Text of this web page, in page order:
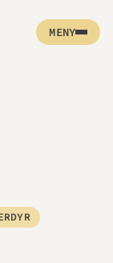
MENY